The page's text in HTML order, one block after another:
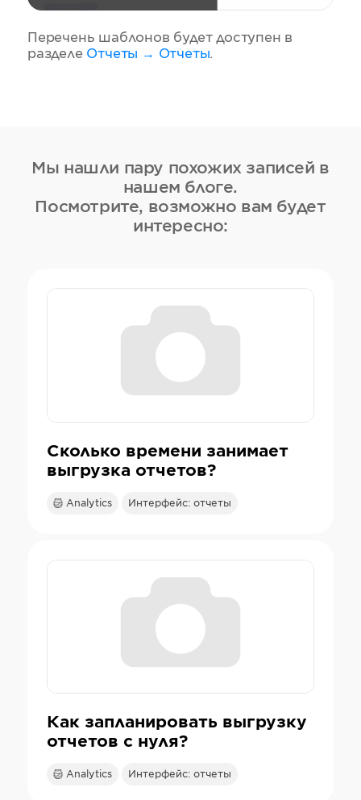
Перечень шаблонов будет доступен в
разделе Отчеты → Отчеты.
Мы нашли пару похожих записей в
нашем блоге.
Посмотрите, возможно вам будет
интересно:
Сколько времени занимает
выгрузка отчетов?
Analytics Интерфейс: отчеты
Как запланировать выгрузку
отчетов с нуля?
Analytics Интерфейс: отчеты